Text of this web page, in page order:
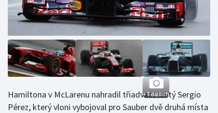
+ 5 dalších
Hamiltona v McLarenu nahradil třiadvacetiletý Sergio
Pérez, který vloni vybojoval pro Sauber dvě druhá místa